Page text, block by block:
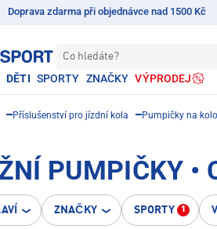
Doprava zdarma při objednávce nad 1500 Kč
Co hledáte?
DĚTI SPORTY ZNAČKY VÝPRODEJ
Příslušenství pro jízdní kola Pumpičky na kolo
PUMPIČKY •
ZNAČKY SPORTY 1